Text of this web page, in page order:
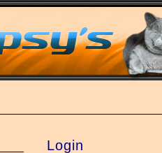
Login